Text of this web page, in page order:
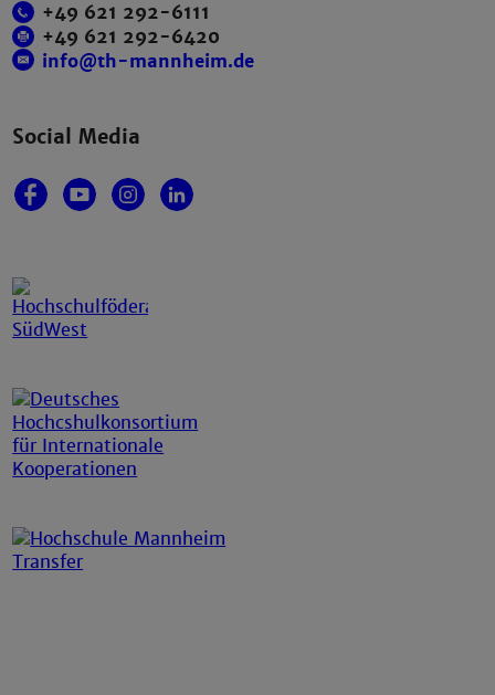
+49 621 292-6111
+49 621 292-6420
info@th-mannheim.de
Social Media